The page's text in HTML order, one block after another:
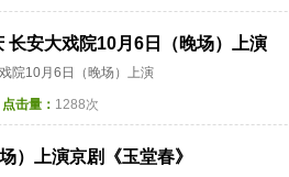
长安大戏院10月6日（晚场）上演
院10月6日（晚场）上演
点击量： 1288次
）上演京剧《玉堂春》